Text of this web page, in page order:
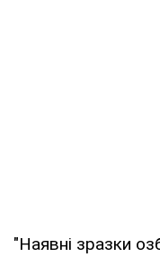
"Наявні зразки